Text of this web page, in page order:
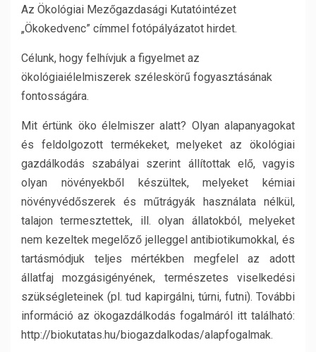
Az Ökológiai Mezőgazdasági Kutatóintézet
„Ökokedvenc” címmel fotópályázatot hirdet.
Célunk, hogy felhívjuk a figyelmet az
ökológiaiélelmiszerek széleskörű fogyasztásának
fontosságára.
Mit értünk öko élelmiszer alatt? Olyan alapanyagokat
és feldolgozott termékeket, melyeket az ökológiai
gazdálkodás szabályai szerint állítottak elő, vagyis
olyan növényekből készültek, melyeket kémiai
növényvédőszerek és műtrágyák használata nélkül,
talajon termesztettek, ill. olyan állatokból, melyeket
nem kezeltek megelőző jelleggel antibiotikumokkal, és
tartásmódjuk teljes mértékben megfelel az adott
állatfaj mozgásigényének, természetes viselkedési
szükségleteinek (pl. tud kapirgálni, túrni, futni). További
információ az ökogazdálkodás fogalmáról itt található:
http://biokutatas.hu/biogazdalkodas/alapfogalmak.